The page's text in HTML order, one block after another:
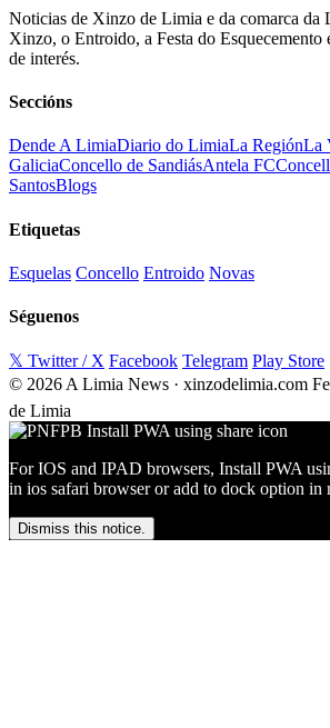
Noticias de Xinzo de Limia e da comarca da
Xinzo, o Entroido, a Festa do Esquecemento
de interés.
Seccións
Dende A LimiaDiario do LimiaLa RegiónLa
GaliciaConcello de SandiásAntela FC
SantosBlogs
Etiquetas
Esquelas Concello Entroido Novas
Séguenos
𝕏 Twitter / X Facebook Telegram Play Store
© 2026 A Limia News · xinzodelimia.com
de Limia
For IOS and IPAD browsers, Install PWA
in ios safari browser or add to dock option in
Dismiss this notice.